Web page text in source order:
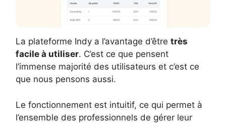
La plateforme Indy a l’avantage d’être très
facile à utiliser. C’est ce que pensent
l’immense majorité des utilisateurs et c’est ce
que nous pensons aussi.
Le fonctionnement est intuitif, ce qui permet à
l’ensemble des professionnels de gérer leur